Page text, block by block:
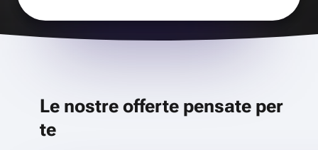
Le nostre offerte pensate per
te